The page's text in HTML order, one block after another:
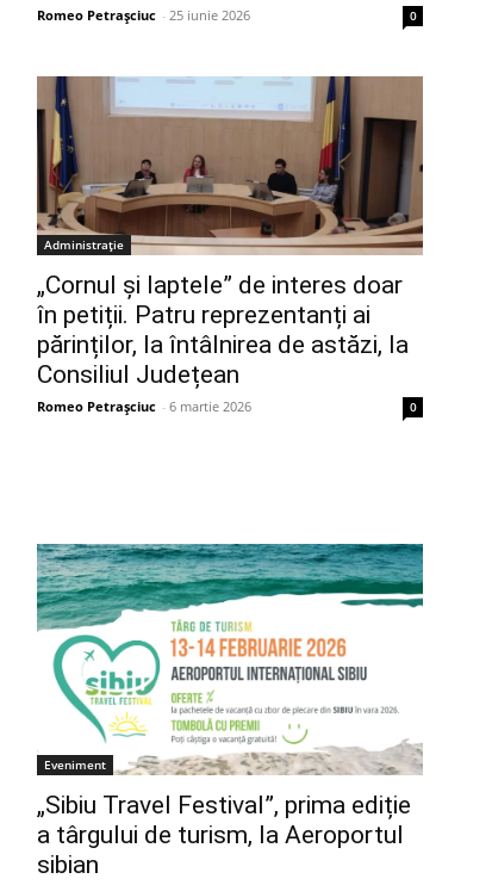
Romeo Petrașciuc - 25 iunie 2026 0
Administrație
„Cornul și laptele” de interes doar
în petiții. Patru reprezentanți ai
părinților, la întâlnirea de astăzi, la
Consiliul Județean
Romeo Petrașciuc - 6 martie 2026 0
Eveniment
„Sibiu Travel Festival”, prima ediție
a târgului de turism, la Aeroportul
sibian